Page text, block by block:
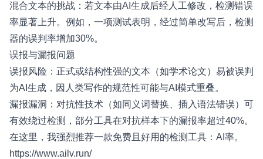
混合文本的挑战：若文本由AI生成后经人工修改，检测错误
率显著上升。例如，一项测试表明，经过简单改写后，检测
器的误判率增加30%。
误报与漏报问题
误报风险：正式或结构性强的文本（如学术论文）易被误判
为AI生成，因人类写作的规范性可能与AI模式重叠。
漏报漏洞：对抗性技术（如同义词替换、插入语法错误）可
有效绕过检测，部分工具在对抗样本下的漏报率超过40%。
在这里，我强烈推荐一款免费且好用的检测工具：AI率。
https://www.ailv.run/